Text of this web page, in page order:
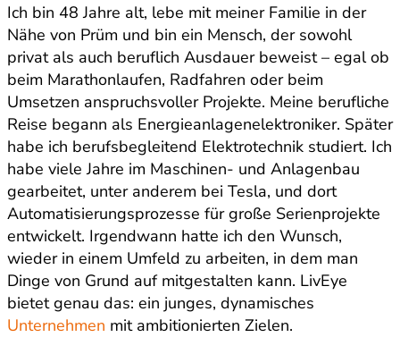
Ich bin 48 Jahre alt, lebe mit meiner Familie in der
Nähe von Prüm und bin ein Mensch, der sowohl
privat als auch beruflich Ausdauer beweist – egal ob
beim Marathonlaufen, Radfahren oder beim
Umsetzen anspruchsvoller Projekte. Meine berufliche
Reise begann als Energieanlagenelektroniker. Später
habe ich berufsbegleitend Elektrotechnik studiert. Ich
habe viele Jahre im Maschinen- und Anlagenbau
gearbeitet, unter anderem bei Tesla, und dort
Automatisierungsprozesse für große Serienprojekte
entwickelt. Irgendwann hatte ich den Wunsch,
wieder in einem Umfeld zu arbeiten, in dem man
Dinge von Grund auf mitgestalten kann. LivEye
bietet genau das: ein junges, dynamisches
Unternehmen mit ambitionierten Zielen.